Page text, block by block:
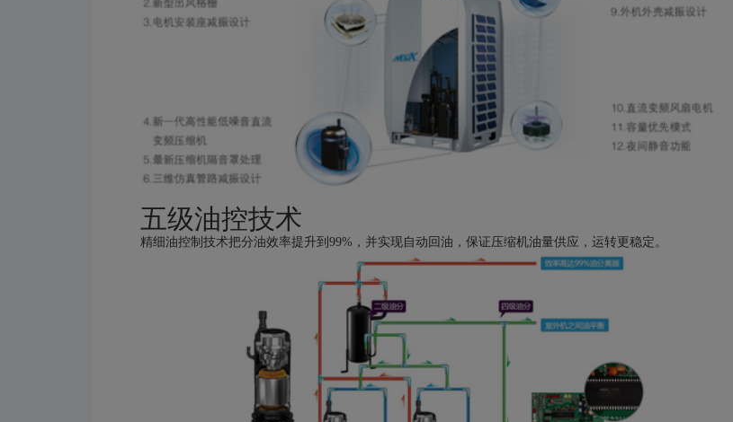
五级油控技术
精细油控制技术把分油效率提升到99%，并实现自动回油，保证压缩机油量供应，运转更稳定。